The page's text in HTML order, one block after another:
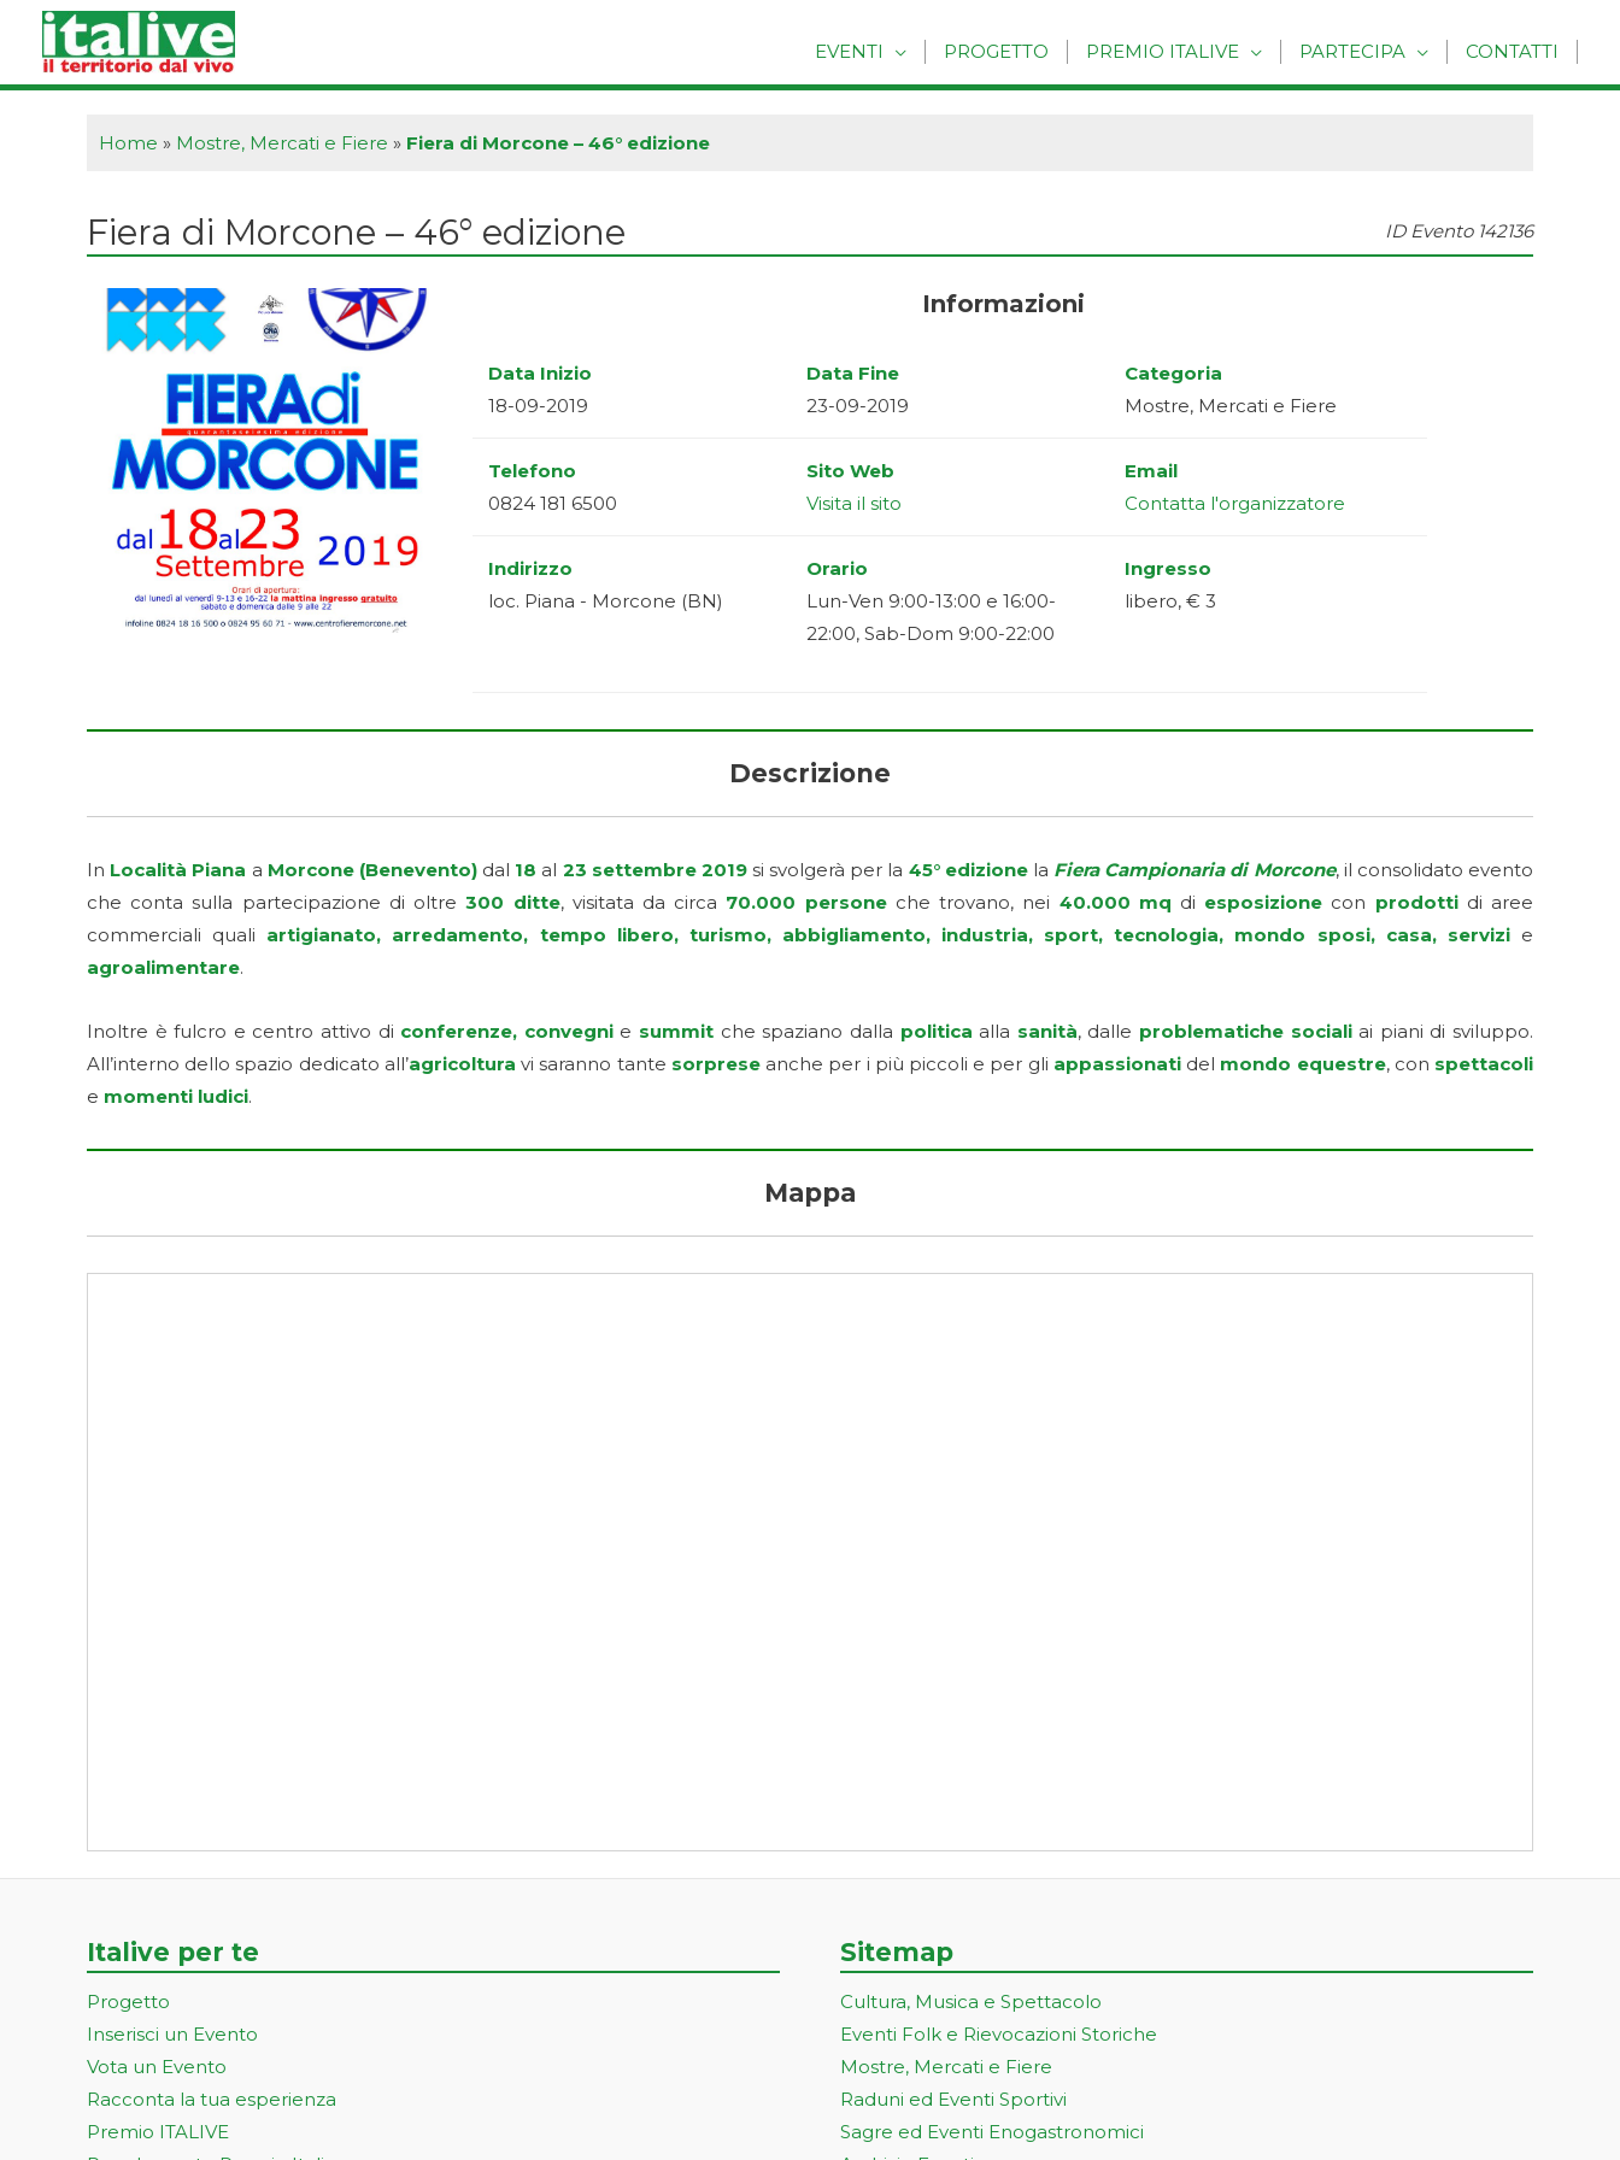
contenuto
EVENTI PROGETTO PREMIO ITALIVE PARTECIPA CONTATTI
Home » Mostre, Mercati e Fiere » Fiera di Morcone – 46° edizione
Fiera di Morcone – 46° edizione ID Evento 142136
Informazioni
Data Inizio
18-09-2019
Data Fine
23-09-2019
Categoria
Mostre, Mercati e Fiere
Telefono
0824 181 6500
Sito Web
Visita il sito
Email
Contatta l'organizzatore
Indirizzo
loc. Piana - Morcone (BN)
Orario
Lun-Ven 9:00-13:00 e 16:00-
22:00, Sab-Dom 9:00-22:00
Ingresso
libero, € 3
Descrizione
In Località Piana a Morcone (Benevento)dal 18 al 23 settembre 2019si svolgerà per la 45° edizionela Fiera Campionaria di Morcone, il consolidato evento
che conta sulla partecipazione di oltre300 ditte, visitata da circa 70.000 personeche trovano, nei 40.000 mq di esposizione con prodottidi aree
commerciali quali artigianato, arredamento, tempo libero, turismo, abbigliamento, industria, sport, tecnologia, mondo sposi, casa, servizi e
agroalimentare.
Inoltre è fulcro e centro attivo di conferenze, convegnie summit che spaziano dalla politica alla sanità, dalle problematiche socialiai piani di sviluppo.
All’interno dello spazio dedicato all’agricoltura vi saranno tante sorpreseanche per i più piccoli e per gli appassionatidel mondo equestre, con spettacoli
e momenti ludici.
Mappa
Italive per te
Progetto
Inserisci un Evento
Vota un Evento
Racconta la tua esperienza
Premio ITALIVE
Sitemap
Cultura, Musica e Spettacolo
Eventi Folk e Rievocazioni Storiche
Mostre, Mercati e Fiere
Raduni ed Eventi Sportivi
Sagre ed Eventi Enogastronomici